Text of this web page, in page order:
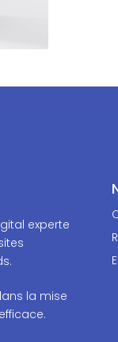
experte
la mise